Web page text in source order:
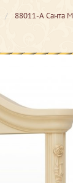
88011-А Санта